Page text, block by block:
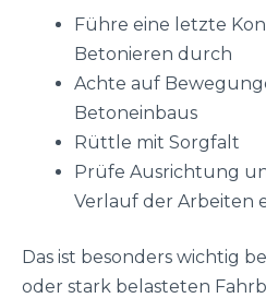
Führe eine letzte
Betonieren durch
Achte auf
Betoneinbaus
Rüttle mit Sorgfalt
Prüfe Ausrichtung
Verlauf der Arbeiten
Das ist besonders wichtig
oder stark belasteten